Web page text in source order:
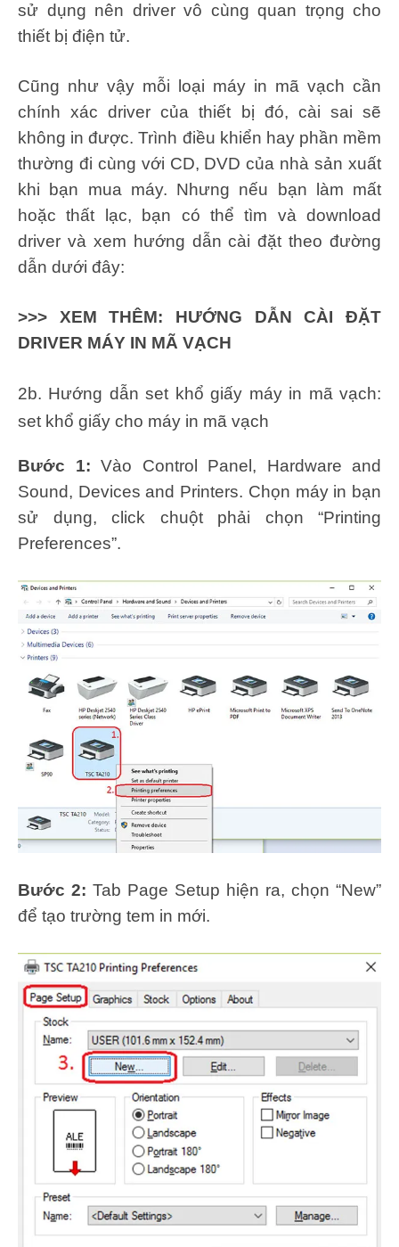
sử dụng nên driver vô cùng quan trọng cho
thiết bị điện tử.
Cũng như vậy mỗi loại máy in mã vạch cần
chính xác driver của thiết bị đó, cài sai sẽ
không in được. Trình điều khiển hay phần mềm
thường đi cùng với CD, DVD của nhà sản xuất
khi bạn mua máy. Nhưng nếu bạn làm mất
hoặc thất lạc, bạn có thể tìm và download
driver và xem hướng dẫn cài đặt theo đường
dẫn dưới đây:
>>> XEM THÊM:
HƯỚNG DẪN CÀI ĐẶT
DRIVER MÁY IN MÃ VẠCH
2b. Hướng dẫn set khổ giấy máy in mã vạch:
set khổ giấy cho máy in mã vạch
Bước 1: Vào Control Panel, Hardware and
Sound, Devices and Printers. Chọn máy in bạn
sử dụng, click chuột phải chọn “Printing
Preferences”.
Bước 2: Tab Page Setup hiện ra, chọn “New”
để tạo trường tem in mới.